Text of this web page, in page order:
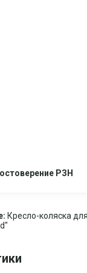
РЗН
Кресло-коляска